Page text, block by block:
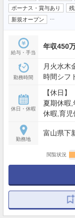
ボーナス・賞与あり
新規オープン
給与・手当
年収450
勤務時間
月火水木金土
時間シフ
休日・休暇
【休日
夏期休暇
休暇,育
勤務地
富山県下
閲覧状況